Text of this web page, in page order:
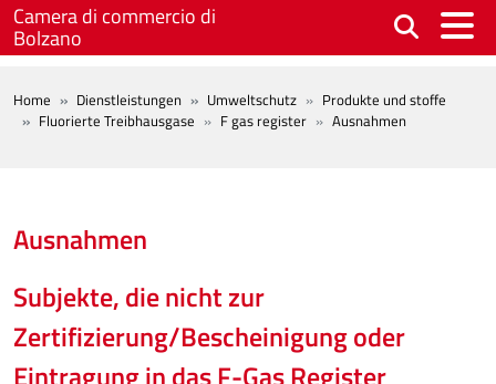
Skip to main content
Camera di commercio di
Bolzano
BREADCRUMB
Home Dienstleistungen Umweltschutz
Produkte und stoffe
Fluorierte Treibhausgase
F gas register Ausnahmen
Ausnahmen
Subjekte, die nicht zur
Zertifizierung/Bescheinigung oder
Eintragung in das F-Gas Register